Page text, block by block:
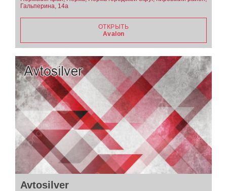
Гальперина, 14а
ОТКРЫТЬ
Avalon
Avtosilver